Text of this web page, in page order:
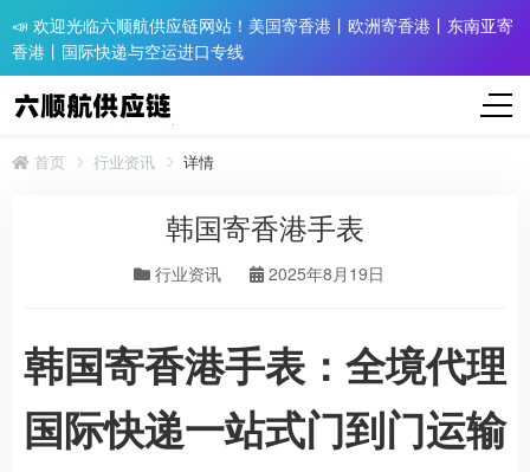
📣 欢迎光临六顺航供应链网站！美国寄香港丨欧洲寄香港丨东南亚寄
香港丨国际快递与空运进口专线
首页 行业资讯 详情
韩国寄香港手表
行业资讯 2025年8月19日
韩国寄香港手表：全境代理
国际快递一站式门到门运输